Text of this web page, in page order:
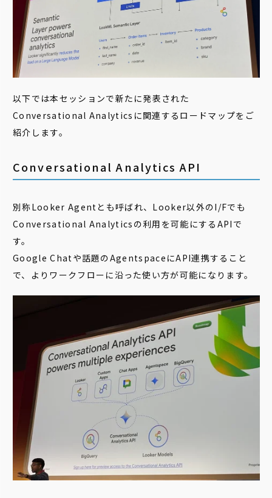
以下では本セッションで新たに発表された
Conversational Analyticsに関連するロードマップをご
紹介します。
Conversational Analytics API
別称Looker Agentとも呼ばれ、Looker以外のI/Fでも
Conversational Analyticsの利用を可能にするAPIで
す。
Google Chatや話題のAgentspaceにAPI連携すること
で、よりワークフローに沿った使い方が可能になります。